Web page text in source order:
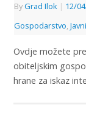
ByGrad Ilok | 12/
Gospodarstvo,
Ovdje možete
obiteljskim
hrane za iskaz